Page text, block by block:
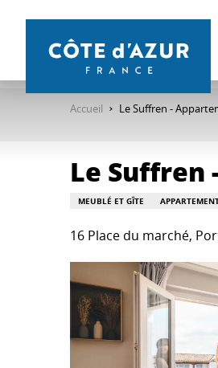
contenu
Accueil Le Suffren -
Le Suffren
MEUBLÉ ET GÎTE
16 Place du marché,